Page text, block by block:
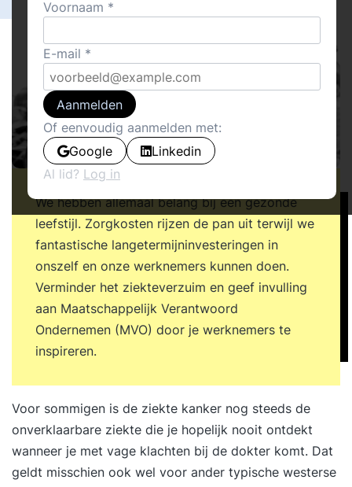
We hebben allemaal belang bij een gezonde
leefstijl. Zorgkosten rijzen de pan uit terwijl we
fantastische langetermijninvesteringen in
onszelf en onze werknemers kunnen doen.
Verminder het ziekteverzuim en geef invulling
aan Maatschappelijk Verantwoord
Ondernemen (MVO) door je werknemers te
inspireren.
Voor sommigen is de ziekte kanker nog steeds de
onverklaarbare ziekte die je hopelijk nooit ontdekt
wanneer je met vage klachten bij de dokter komt. Dat
geldt misschien ook wel voor ander typische westerse
Voornaam
E-mail
Aanmelden
Of eenvoudig aanmelden met:
Google
Linkedin
Al lid? Log in